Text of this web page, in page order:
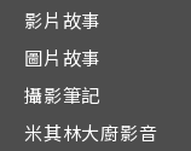
影片故事
圖片故事
攝影筆記
米其林大廚影音